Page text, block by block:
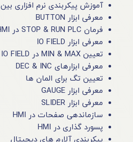
آموزش پیکربندی نرم افزاری بین HMI و PLC
معرفی ابزار BUTTON
فرمان STOP & RUN PLC در HMI
معرفی ابزار IO FIELD
تعیین MIN & MAX در IO FIELD
معرفی ابزارهای DEC & INC
تعیین تگ برای المان ها
معرفی ابزار GAUGE
معرفی ابزار SLIDER
سازماندهی صفحات در HMI
پسورد گذاری در HMI
پیکربندی آلارم های دیجیتال